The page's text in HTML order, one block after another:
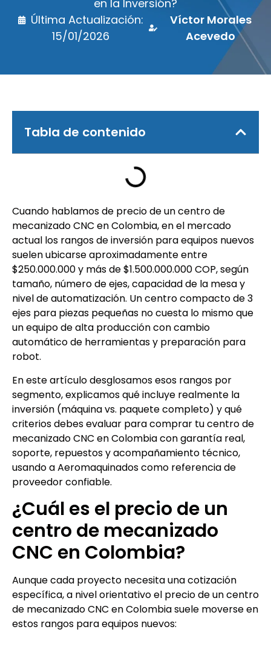
en la Inversión?
Última Actualización:
15/01/2026
Víctor Morales
Acevedo
Tabla de contenido
Cuando hablamos de precio de un centro de
mecanizado CNC en Colombia, en el mercado
actual los rangos de inversión para equipos nuevos
suelen ubicarse aproximadamente entre
$250.000.000 y más de $1.500.000.000 COP, según
tamaño, número de ejes, capacidad de la mesa y
nivel de automatización. Un centro compacto de 3
ejes para piezas pequeñas no cuesta lo mismo que
un equipo de alta producción con cambio
automático de herramientas y preparación para
robot.
En este artículo desglosamos esos rangos por
segmento, explicamos qué incluye realmente la
inversión (máquina vs. paquete completo) y qué
criterios debes evaluar para comprar tu centro de
mecanizado CNC en Colombia con garantía real,
soporte, repuestos y acompañamiento técnico,
usando a Aeromaquinados como referencia de
proveedor confiable.
¿Cuál es el precio de un
centro de mecanizado
CNC en Colombia?
Aunque cada proyecto necesita una cotización
específica, a nivel orientativo el precio de un centro
de mecanizado CNC en Colombia suele moverse en
estos rangos para equipos nuevos: